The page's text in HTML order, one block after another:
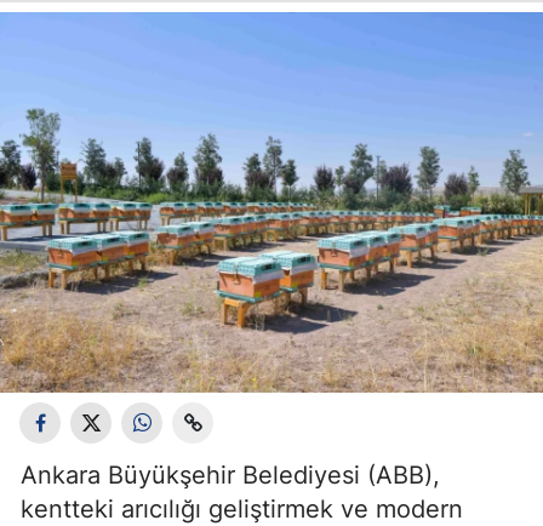
Ankara Büyükşehir Belediyesi (ABB),
kentteki arıcılığı geliştirmek ve modern